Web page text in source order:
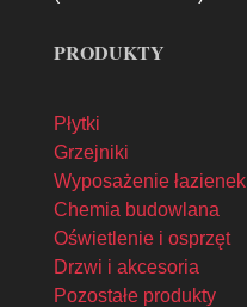
PRODUKTY
Płytki
Grzejniki
Wyposażenie łazienek
Chemia budowlana
Oświetlenie i osprzęt
Drzwi i akcesoria
Pozostałe produkty